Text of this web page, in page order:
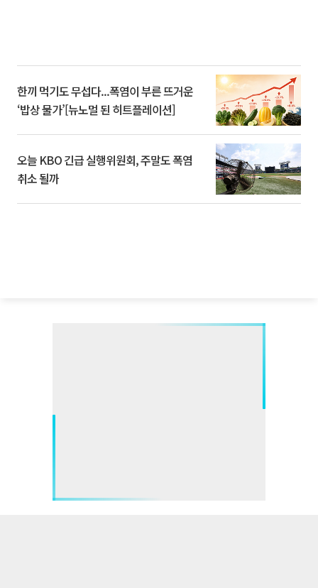
한끼 먹기도 무섭다...폭염이 부른 뜨거운
‘밥상 물가’[뉴노멀 된 히트플레이션]
오늘 KBO 긴급 실행위원회, 주말도 폭염
취소 될까